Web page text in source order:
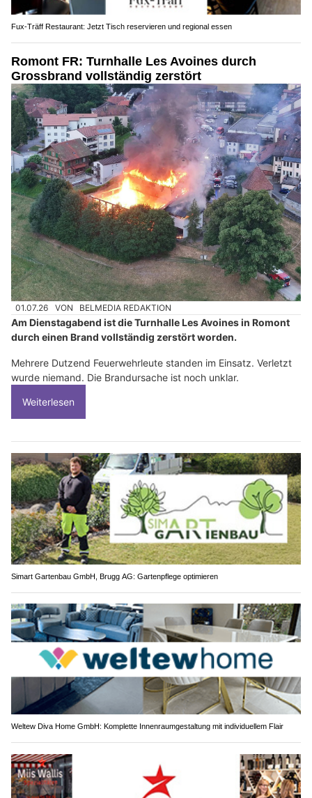
Fux-Träff Restaurant: Jetzt Tisch reservieren und regional essen
Romont FR: Turnhalle Les Avoines durch
Grossbrand vollständig zerstört
01.07.26 VON BELMEDIA REDAKTION
Am Dienstagabend ist die Turnhalle Les Avoines in Romont
durch einen Brand vollständig zerstört worden.
Mehrere Dutzend Feuerwehrleute standen im Einsatz. Verletzt
wurde niemand. Die Brandursache ist noch unklar.
Weiterlesen
Simart Gartenbau GmbH, Brugg AG: Gartenpflege optimieren
Weltew Diva Home GmbH: Komplette Innenraumgestaltung mit individuellem Flair